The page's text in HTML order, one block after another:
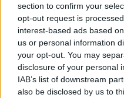
section to confirm your
opt-out request is
interest-based ads based
us or personal information
your opt-out. You may
disclosure of your personal
IAB’s list of downstream
also be disclosed by us to